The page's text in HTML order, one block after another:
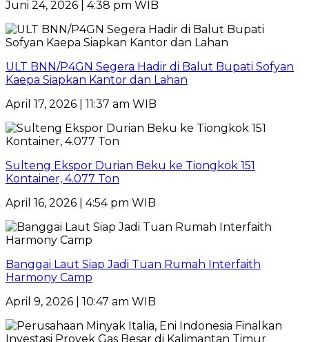
Juni 24, 2026 | 4:38 pm WIB
ULT BNN/P4GN Segera Hadir di Balut Bupati Sofyan
Kaepa Siapkan Kantor dan Lahan
April 17, 2026 | 11:37 am WIB
Sulteng Ekspor Durian Beku ke Tiongkok 151
Kontainer, 4.077 Ton
April 16, 2026 | 4:54 pm WIB
Banggai Laut Siap Jadi Tuan Rumah Interfaith
Harmony Camp
April 9, 2026 | 10:47 am WIB